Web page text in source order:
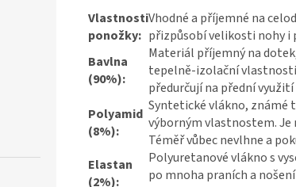
Vlastnosti
ponožky:
Vhodné a příjemné na
přizpůsobí velikosti nohy i
Bavlna
(90%):
Materiál příjemný na
tepelně-izolační
předurčují na přední
Polyamid
(8%):
Syntetické vlákno, známé
výborným vlastnostem. Je
Téměř vůbec nevlhne a
Elastan
(2%):
Polyuretanové vlákno s
po mnoha praních a